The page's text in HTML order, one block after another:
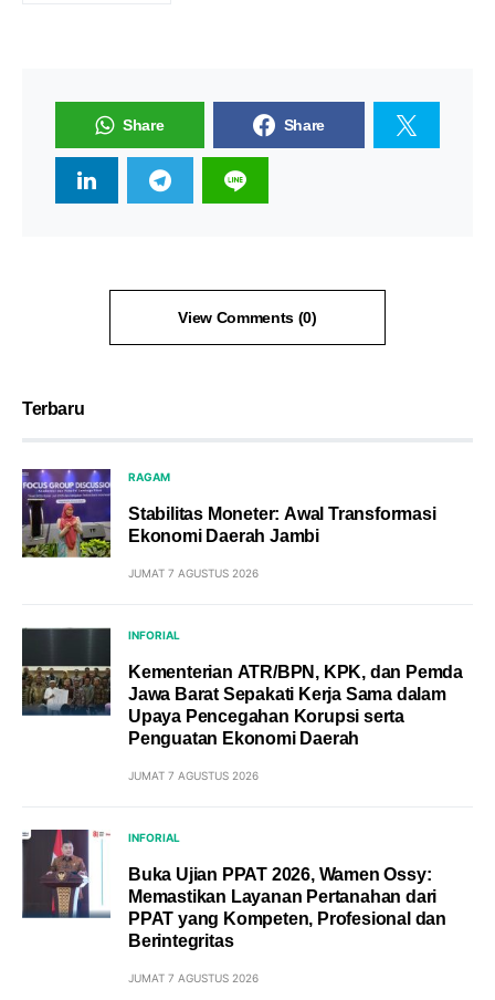
Share Share
View Comments (0)
Terbaru
RAGAM
Stabilitas Moneter: Awal Transformasi
Ekonomi Daerah Jambi
JUMAT 7 AGUSTUS 2026
INFORIAL
Kementerian ATR/BPN, KPK, dan Pemda
Jawa Barat Sepakati Kerja Sama dalam
Upaya Pencegahan Korupsi serta
Penguatan Ekonomi Daerah
JUMAT 7 AGUSTUS 2026
INFORIAL
Buka Ujian PPAT 2026, Wamen Ossy:
Memastikan Layanan Pertanahan dari
PPAT yang Kompeten, Profesional dan
Berintegritas
JUMAT 7 AGUSTUS 2026